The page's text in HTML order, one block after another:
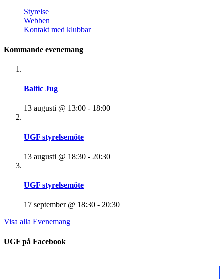
Styrelse
Webben
Kontakt med klubbar
Kommande evenemang
Baltic Jug
13 augusti @ 13:00 - 18:00
UGF styrelsemöte
13 augusti @ 18:30 - 20:30
UGF styrelsemöte
17 september @ 18:30 - 20:30
Visa alla Evenemang
UGF på Facebook